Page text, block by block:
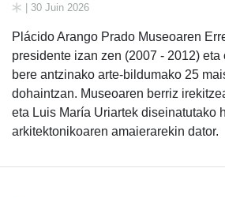
| 30 Juin 2026
Plácido Arango Prado Museoaren
presidente izan zen (2007 - 2012) eta
bere antzinako arte-bildumako 25
dohaintzan. Museoaren berriz
eta Luis María Uriartek diseinatutako
arkitektonikoaren amaierarekin dator.